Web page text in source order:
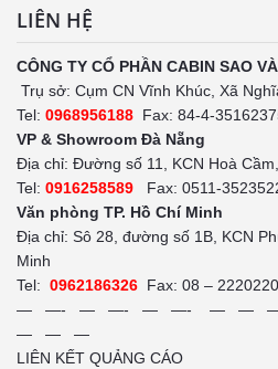
LIÊN HỆ
CÔNG TY CỔ PHẦN CABIN SAO
Trụ sở: Cụm CN Vĩnh Khúc, Xã
Tel: 0968956188 Fax: 84-4-
VP & Showroom Đà Nẵng
Địa chỉ: Đường số 11, KCN Hoà
Tel: 0916258589 Fax: 0511-
Văn phòng TP. Hồ Chí Minh
Địa chỉ: Sô 28, đường số 1B, KCN
Minh
Tel: 0962186326 Fax: 08 –
— —- — —- — —- — —
— — —
LIÊN KẾT QUẢNG CÁO